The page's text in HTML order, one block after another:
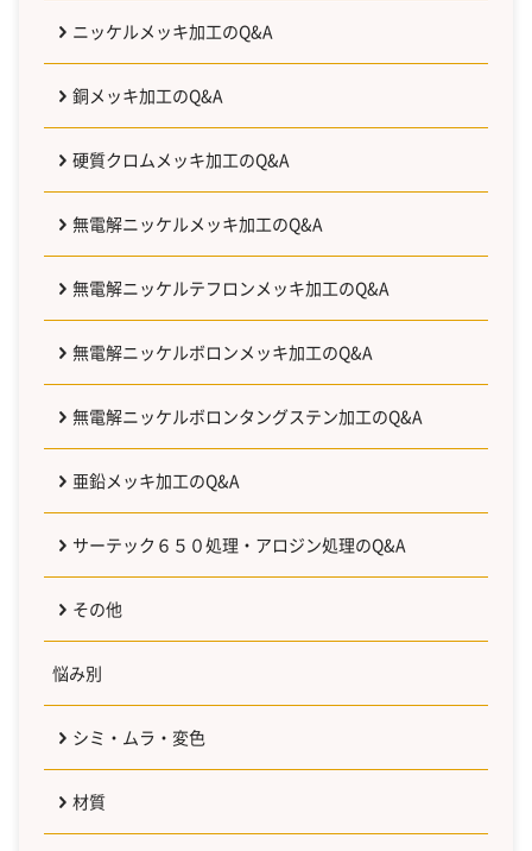
ニッケルメッキ加工のQ&A
銅メッキ加工のQ&A
硬質クロムメッキ加工のQ&A
無電解ニッケルメッキ加工のQ&A
無電解ニッケルテフロンメッキ加工のQ&A
無電解ニッケルボロンメッキ加工のQ&A
無電解ニッケルボロンタングステン加工のQ&A
亜鉛メッキ加工のQ&A
サーテック６５０処理・アロジン処理のQ&A
その他
悩み別
シミ・ムラ・変色
材質